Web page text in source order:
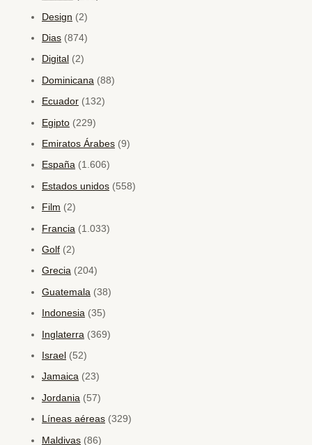
Design (2)
Dias (874)
Digital (2)
Dominicana (88)
Ecuador (132)
Egipto (229)
Emiratos Árabes (9)
España (1.606)
Estados unidos (558)
Film (2)
Francia (1.033)
Golf (2)
Grecia (204)
Guatemala (38)
Indonesia (35)
Inglaterra (369)
Israel (52)
Jamaica (23)
Jordania (57)
Líneas aéreas (329)
Maldivas (86)